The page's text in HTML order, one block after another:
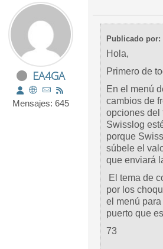
EA4GA
Mensajes: 645
Publicado por:
Hola,
Primero de
En el menú
cambios de
opciones del
Swisslog
porque
súbele el
que enviará
El tema de
por los
el menú
puerto que
73